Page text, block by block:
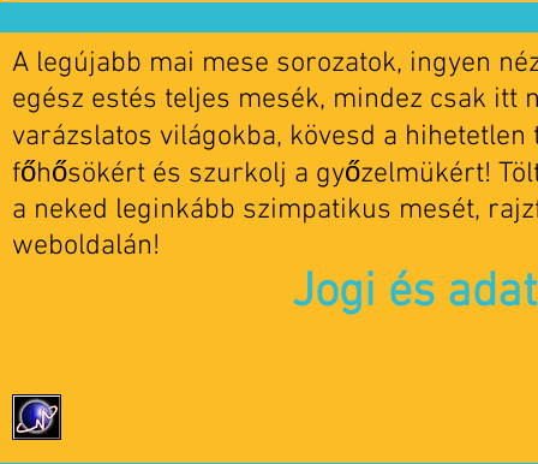
A legújabb mai mese sorozatok, ingyen
egész estés teljes mesék, mindez csak itt
varázslatos világokba, kövesd a
főhősökért és szurkolj a győzelmükért!
a neked leginkább szimpatikus mesét,
weboldalán!
Jogi és